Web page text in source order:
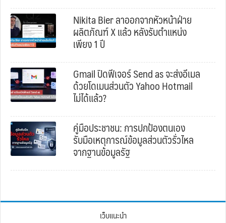
Nikita Bier ลาออกจากหัวหน้าฝ่าย
ผลิตภัณฑ์ X แล้ว หลังรับตำแหน่ง
เพียง 1 ปี
Gmail ปิดฟีเจอร์ Send as จะส่งอีเมล
ด้วยโดเมนส่วนตัว Yahoo Hotmail
ไม่ได้แล้ว?
คู่มือประชาชน: การปกป้องตนเอง
รับมือเหตุการณ์ข้อมูลส่วนตัวรั่วไหล
จากฐานข้อมูลรัฐ
เว็บแนะนำ